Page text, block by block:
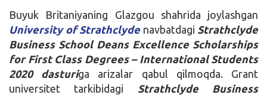
Buyuk Britaniyaning Glazgou shahrida joylashgan
University of Strathclydenavbatdagi Strathclyde
Business School Deans Excellence Scholarships
for First Class Degrees – International Students
2020 dasturiga arizalar qabul qilmoqda. Grant
universitet tarkibidagi Strathclyde Business